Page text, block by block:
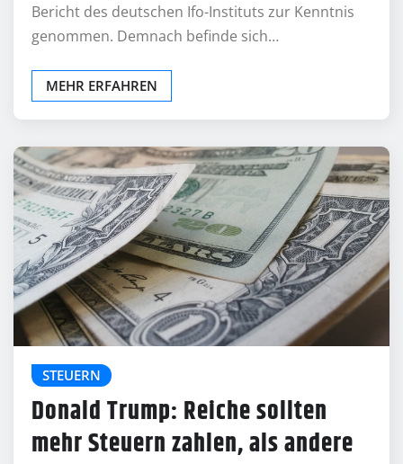
Bericht des deutschen Ifo-Instituts zur Kenntnis
genommen. Demnach befinde sich…
MEHR ERFAHREN
STEUERN
Donald Trump: Reiche sollten
mehr Steuern zahlen, als andere